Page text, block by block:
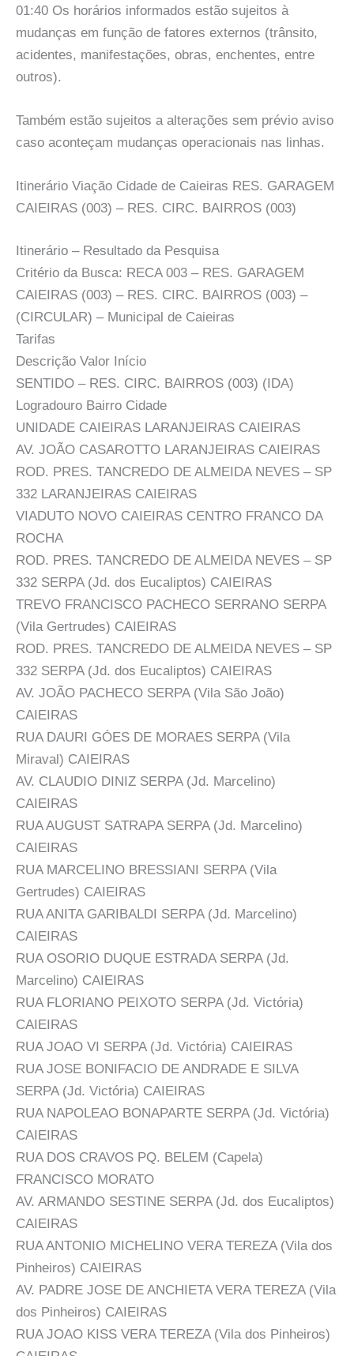
01:40 Os horários informados estão sujeitos à
mudanças em função de fatores externos (trânsito,
acidentes, manifestações, obras, enchentes, entre
outros).
Também estão sujeitos a alterações sem prévio aviso
caso aconteçam mudanças operacionais nas linhas.
Itinerário Viação Cidade de Caieiras RES. GARAGEM
CAIEIRAS (003) – RES. CIRC. BAIRROS (003)
Itinerário – Resultado da Pesquisa
Critério da Busca: RECA 003 – RES. GARAGEM
CAIEIRAS (003) – RES. CIRC. BAIRROS (003) –
(CIRCULAR) – Municipal de Caieiras
Tarifas
Descrição Valor Início
SENTIDO – RES. CIRC. BAIRROS (003) (IDA)
Logradouro Bairro Cidade
UNIDADE CAIEIRAS LARANJEIRAS CAIEIRAS
AV. JOÃO CASAROTTO LARANJEIRAS CAIEIRAS
ROD. PRES. TANCREDO DE ALMEIDA NEVES – SP
332 LARANJEIRAS CAIEIRAS
VIADUTO NOVO CAIEIRAS CENTRO FRANCO DA
ROCHA
ROD. PRES. TANCREDO DE ALMEIDA NEVES – SP
332 SERPA (Jd. dos Eucaliptos) CAIEIRAS
TREVO FRANCISCO PACHECO SERRANO SERPA
(Vila Gertrudes) CAIEIRAS
ROD. PRES. TANCREDO DE ALMEIDA NEVES – SP
332 SERPA (Jd. dos Eucaliptos) CAIEIRAS
AV. JOÃO PACHECO SERPA (Vila São João)
CAIEIRAS
RUA DAURI GÓES DE MORAES SERPA (Vila
Miraval) CAIEIRAS
AV. CLAUDIO DINIZ SERPA (Jd. Marcelino)
CAIEIRAS
RUA AUGUST SATRAPA SERPA (Jd. Marcelino)
CAIEIRAS
RUA MARCELINO BRESSIANI SERPA (Vila
Gertrudes) CAIEIRAS
RUA ANITA GARIBALDI SERPA (Jd. Marcelino)
CAIEIRAS
RUA OSORIO DUQUE ESTRADA SERPA (Jd.
Marcelino) CAIEIRAS
RUA FLORIANO PEIXOTO SERPA (Jd. Victória)
CAIEIRAS
RUA JOAO VI SERPA (Jd. Victória) CAIEIRAS
RUA JOSE BONIFACIO DE ANDRADE E SILVA
SERPA (Jd. Victória) CAIEIRAS
RUA NAPOLEAO BONAPARTE SERPA (Jd. Victória)
CAIEIRAS
RUA DOS CRAVOS PQ. BELEM (Capela)
FRANCISCO MORATO
AV. ARMANDO SESTINE SERPA (Jd. dos Eucaliptos)
CAIEIRAS
RUA ANTONIO MICHELINO VERA TEREZA (Vila dos
Pinheiros) CAIEIRAS
AV. PADRE JOSE DE ANCHIETA VERA TEREZA (Vila
dos Pinheiros) CAIEIRAS
RUA JOAO KISS VERA TEREZA (Vila dos Pinheiros)